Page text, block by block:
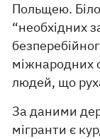
Польщею.
“необхідних
міжнародних
людей, що
За даними
мігранти є